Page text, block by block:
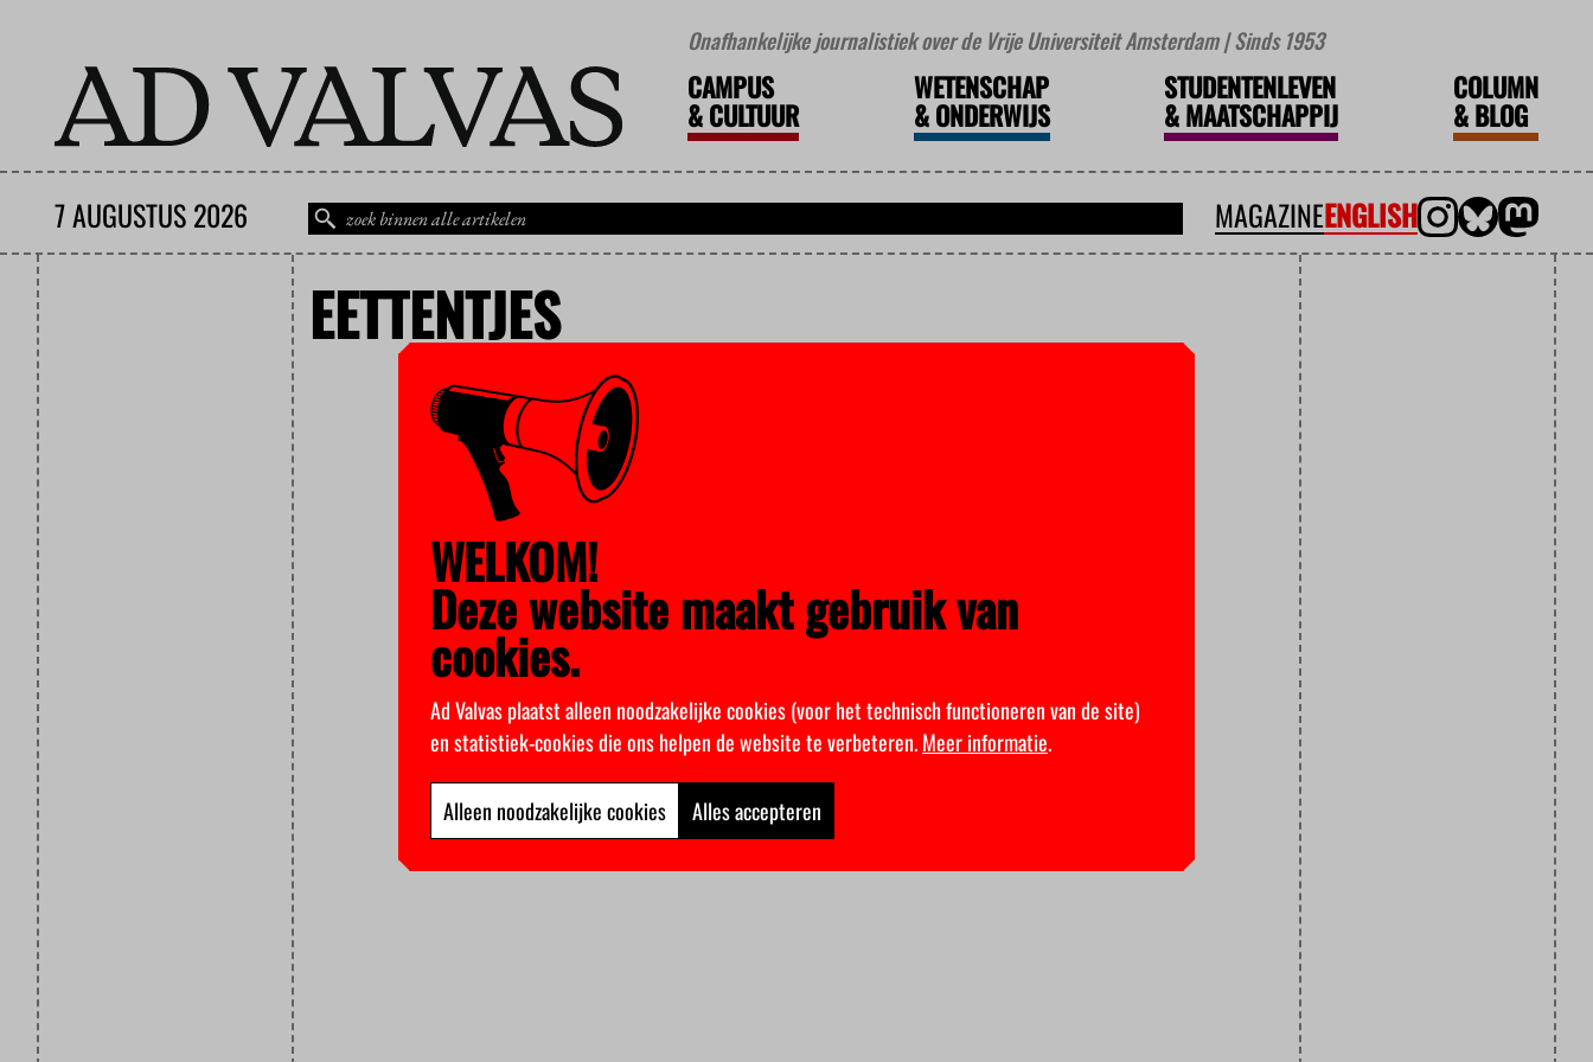
Onafhankelijke journalistiek over de Vrije Universiteit Amsterdam | Sinds 1953
CAMPUS
&CULTUUR
WETENSCHAP
&ONDERWIJS
STUDENTENLEVEN
&MAATSCHAPPIJ
COLUMN
&BLOG
7 AUGUSTUS 2026 MAGAZINEENGLISH
EETTENTJES
WELKOM!
Deze website maakt gebruik van
cookies.
Ad Valvas plaatst alleen noodzakelijke cookies (voor het technisch functioneren van de site)
en statistiek-cookies die ons helpen de website te verbeteren.Meer informatie.
Alleen noodzakelijke cookies Alles accepteren